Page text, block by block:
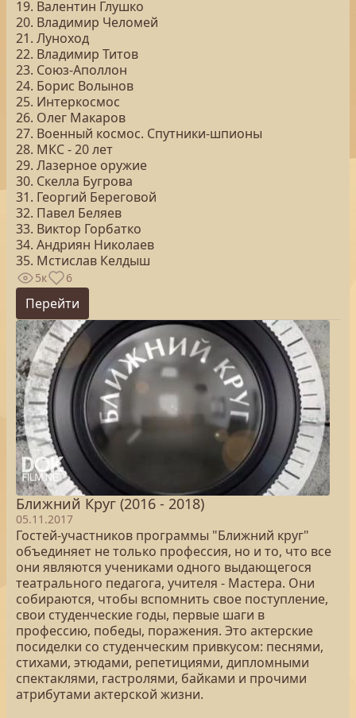
19. Валентин Глушко
20. Владимир Челомей
21. Луноход
22. Владимир Титов
23. Союз-Аполлон
24. Борис Волынов
25. Интеркосмос
26. Олег Макаров
27. Военный космос. Спутники-шпионы
28. МКС - 20 лет
29. Лазерное оружие
30. Скелла Бугрова
31. Георгий Береговой
32. Павел Беляев
33. Виктор Горбатко
34. Андриян Николаев
35. Мстислав Келдыш
5к 6
Перейти
Ближний Круг (2016 - 2018)
05.11.2017
Гостей-участников программы "Ближний круг"
объединяет не только профессия, но и то, что все
они являются учениками одного выдающегося
театрального педагога, учителя - Мастера. Они
собираются, чтобы вспомнить свое поступление,
свои студенческие годы, первые шаги в
профессию, победы, поражения. Это актерские
посиделки со студенческим привкусом: песнями,
стихами, этюдами, репетициями, дипломными
спектаклями, гастролями, байками и прочими
атрибутами актерской жизни.